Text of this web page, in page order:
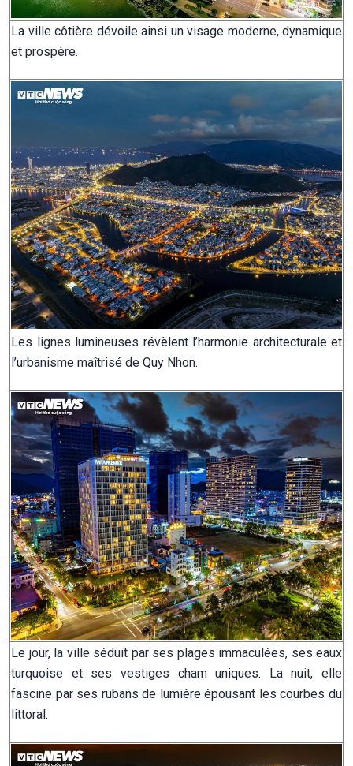
La ville côtière dévoile ainsi un visage moderne, dynamique
et prospère.
Les lignes lumineuses révèlent l’harmonie architecturale et
l’urbanisme maîtrisé de Quy Nhon.
Le jour, la ville séduit par ses plages immaculées, ses eaux
turquoise et ses vestiges cham uniques. La nuit, elle
fascine par ses rubans de lumière épousant les courbes du
littoral.